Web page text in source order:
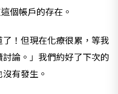
個帳戶的存在。
！但現在化療很累，等我
論。」我們約好了下次的
有發生。